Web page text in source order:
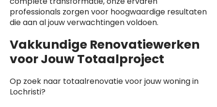
professionals zorgen voor hoogwaardige resultaten
die aan al jouw verwachtingen voldoen.
Vakkundige Renovatiewerken
voor Jouw Totaalproject
Op zoek naar totaalrenovatie voor jouw woning in
Lochristi?